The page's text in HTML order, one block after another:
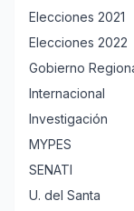
Elecciones 2021
Elecciones 2022
Gobierno
Internacional
Investigación
MYPES
SENATI
U. del Santa